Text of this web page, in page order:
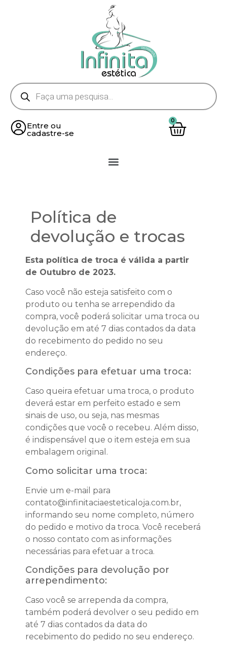
Entre ou
cadastre-se
Política de
devolução e trocas
Esta política de troca é válida a partir
de Outubro de 2023.
Caso você não esteja satisfeito com o
produto ou tenha se arrependido da
compra, você poderá solicitar uma troca ou
devolução em até 7 dias contados da data
do recebimento do pedido no seu
endereço.
Condições para efetuar uma troca:
Caso queira efetuar uma troca, o produto
deverá estar em perfeito estado e sem
sinais de uso, ou seja, nas mesmas
condições que você o recebeu. Além disso,
é indispensável que o item esteja em sua
embalagem original.
Como solicitar uma troca:
Envie um e-mail para
contato@infinitaciaesteticaloja.com.br,
informando seu nome completo, número
do pedido e motivo da troca. Você receberá
o nosso contato com as informações
necessárias para efetuar a troca.
Condições para devolução por
arrependimento:
Caso você se arrependa da compra,
também poderá devolver o seu pedido em
até 7 dias contados da data do
recebimento do pedido no seu endereço.